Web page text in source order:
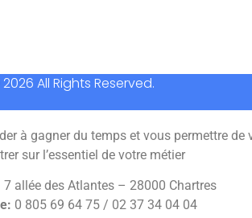
All Rights Reserved.
à gagner du temps et vous permettre de
sur l’essentiel de votre métier
7 allée des Atlantes – 28000 Chartres
0 805 69 64 75 / 02 37 34 04 04